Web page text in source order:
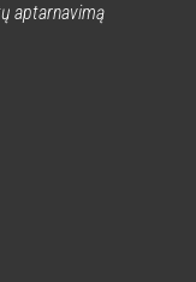
aptarnavimą